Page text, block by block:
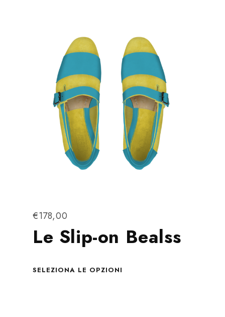
€178,00
Le Slip-on Bealss
SELEZIONA LE OPZIONI